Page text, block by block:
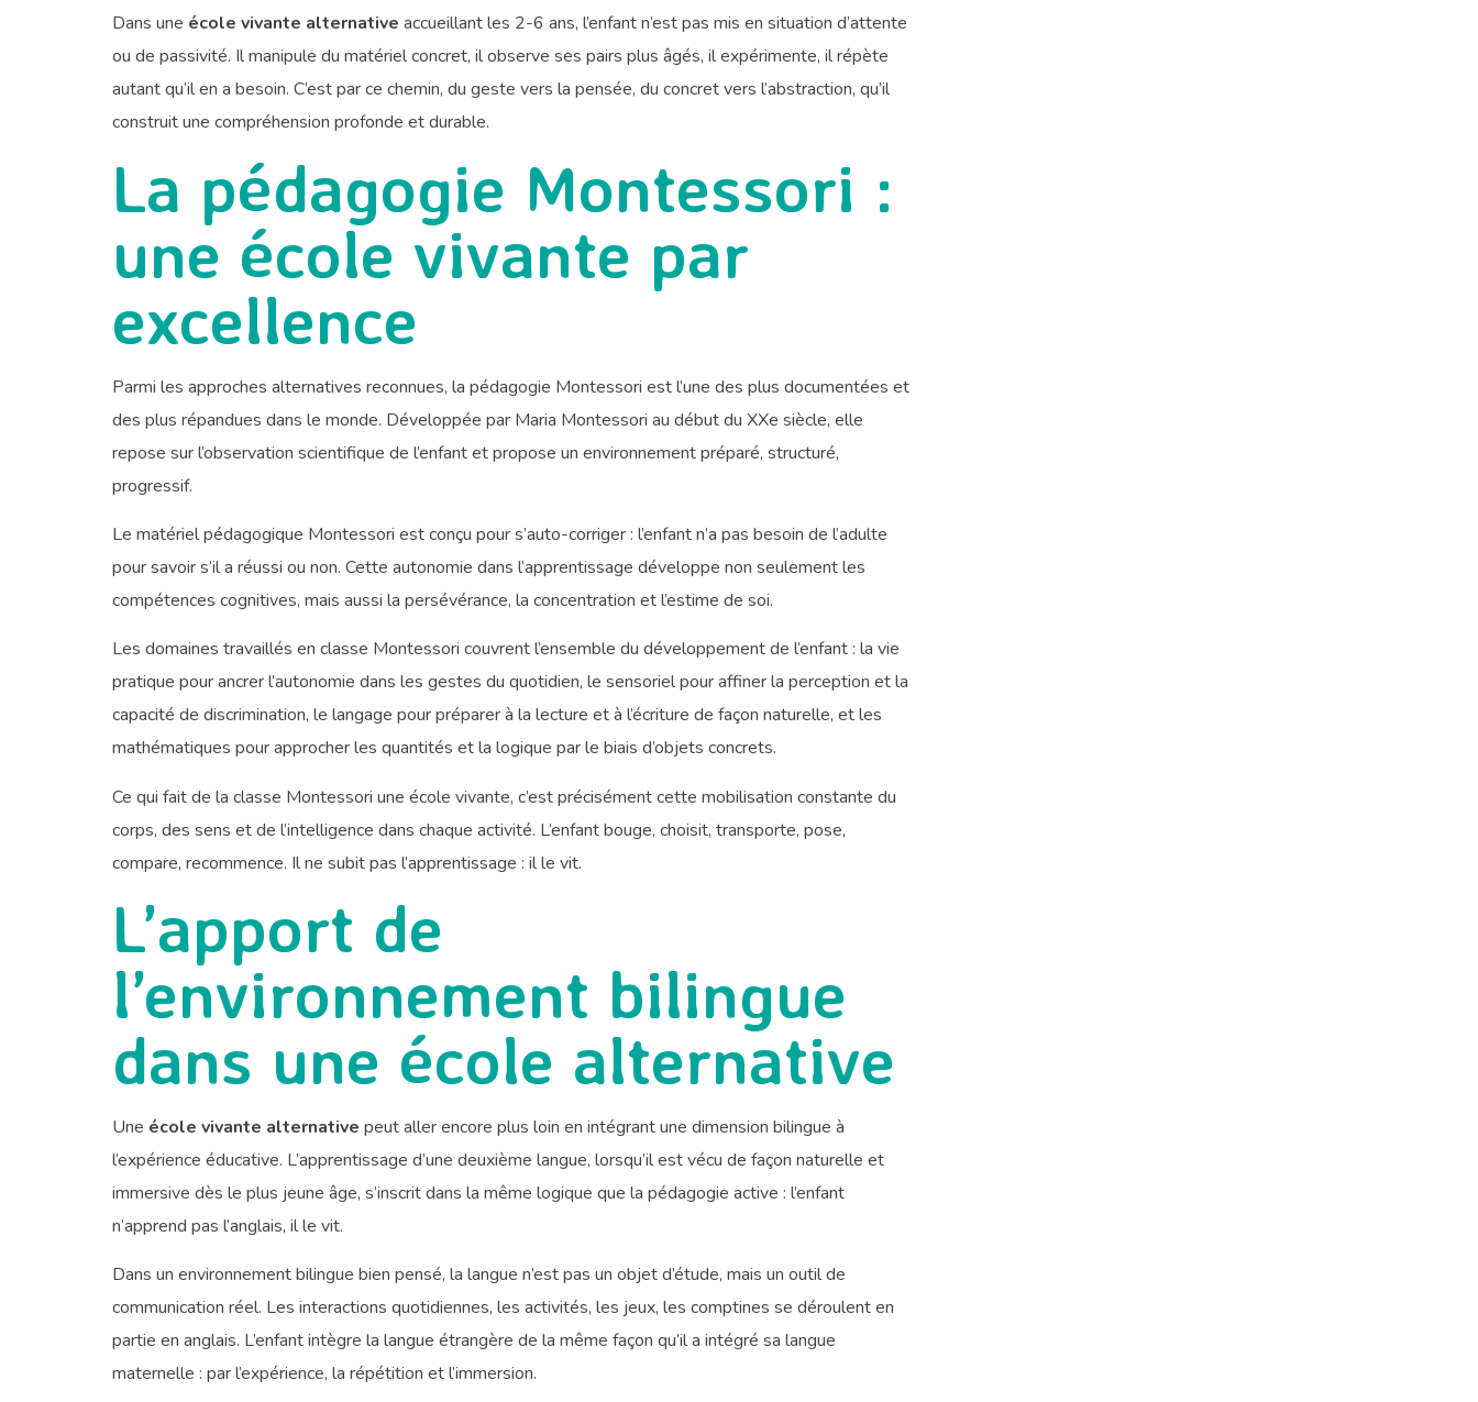
Dans une école vivante alternative accueillant les 2-6 ans, l’enfant n’est pas mis en situation d’attente
ou de passivité. Il manipule du matériel concret, il observe ses pairs plus âgés, il expérimente, il répète
autant qu’il en a besoin. C’est par ce chemin, du geste vers la pensée, du concret vers l’abstraction, qu’il
construit une compréhension profonde et durable.
La pédagogie Montessori :
une école vivante par
excellence
Parmi les approches alternatives reconnues, la pédagogie Montessori est l’une des plus documentées et
des plus répandues dans le monde. Développée par Maria Montessori au début du XXe siècle, elle
repose sur l’observation scientifique de l’enfant et propose un environnement préparé, structuré,
progressif.
Le matériel pédagogique Montessori est conçu pour s’auto-corriger : l’enfant n’a pas besoin de l’adulte
pour savoir s’il a réussi ou non. Cette autonomie dans l’apprentissage développe non seulement les
compétences cognitives, mais aussi la persévérance, la concentration et l’estime de soi.
Les domaines travaillés en classe Montessori couvrent l’ensemble du développement de l’enfant : la vie
pratique pour ancrer l’autonomie dans les gestes du quotidien, le sensoriel pour affiner la perception et la
capacité de discrimination, le langage pour préparer à la lecture et à l’écriture de façon naturelle, et les
mathématiques pour approcher les quantités et la logique par le biais d’objets concrets.
Ce qui fait de la classe Montessori une école vivante, c’est précisément cette mobilisation constante du
corps, des sens et de l’intelligence dans chaque activité. L’enfant bouge, choisit, transporte, pose,
compare, recommence. Il ne subit pas l’apprentissage : il le vit.
L’apport de
l’environnement bilingue
dans une école alternative
Une école vivante alternative peut aller encore plus loin en intégrant une dimension bilingue à
l’expérience éducative. L’apprentissage d’une deuxième langue, lorsqu’il est vécu de façon naturelle et
immersive dès le plus jeune âge, s’inscrit dans la même logique que la pédagogie active : l’enfant
n’apprend pas l’anglais, il le vit.
Dans un environnement bilingue bien pensé, la langue n’est pas un objet d’étude, mais un outil de
communication réel. Les interactions quotidiennes, les activités, les jeux, les comptines se déroulent en
partie en anglais. L’enfant intègre la langue étrangère de la même façon qu’il a intégré sa langue
maternelle : par l’expérience, la répétition et l’immersion.